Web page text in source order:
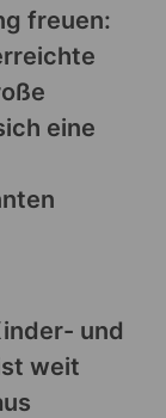
freuen:
eine
und
weit